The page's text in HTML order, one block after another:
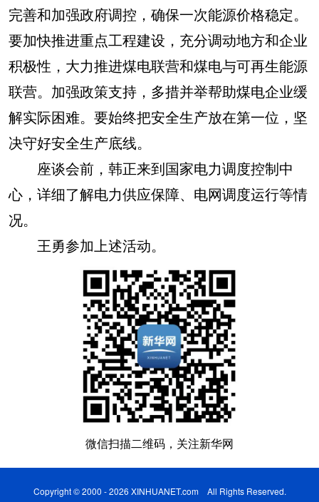
完善和加强政府调控，确保一次能源价格稳定。
要加快推进重点工程建设，充分调动地方和企业
积极性，大力推进煤电联营和煤电与可再生能源
联营。加强政策支持，多措并举帮助煤电企业缓
解实际困难。要始终把安全生产放在第一位，坚
决守好安全生产底线。
座谈会前，韩正来到国家电力调度控制中
心，详细了解电力供应保障、电网调度运行等情
况。
王勇参加上述活动。
微信扫描二维码，关注新华网
Copyright © 2000 - 2026 XINHUANET.com All Rights Reserved.